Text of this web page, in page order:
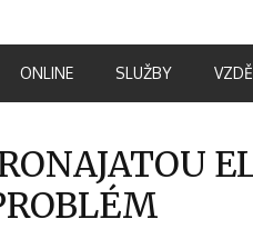
ONLINE SLUŽBY